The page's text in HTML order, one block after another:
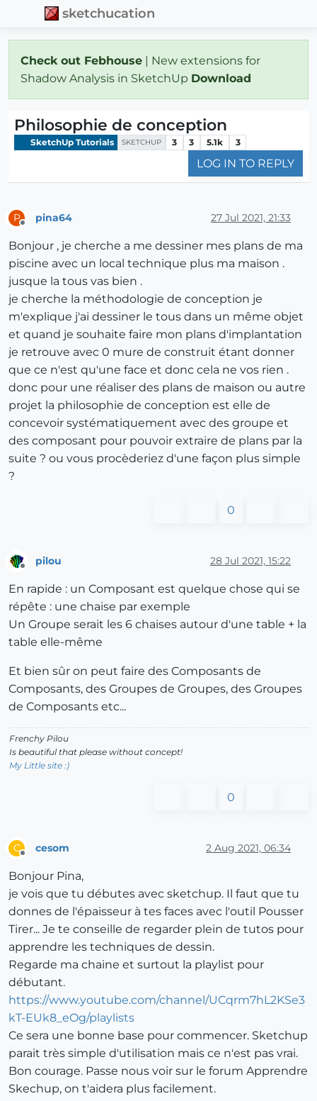
sketchucation
Check out Febhouse | New extensions for
Shadow Analysis in SketchUp Download
Philosophie de conception
SketchUp Tutorials SKETCHUP 3 3 5.1k 3
LOG IN TO REPLY
P pina64 27 Jul 2021, 21:33
Bonjour , je cherche a me dessiner mes plans de ma
piscine avec un local technique plus ma maison .
jusque la tous vas bien .
je cherche la méthodologie de conception je
m'explique j'ai dessiner le tous dans un même objet
et quand je souhaite faire mon plans d'implantation
je retrouve avec 0 mure de construit étant donner
que ce n'est qu'une face et donc cela ne vos rien .
donc pour une réaliser des plans de maison ou autre
projet la philosophie de conception est elle de
concevoir systématiquement avec des groupe et
des composant pour pouvoir extraire de plans par la
suite ? ou vous procèderiez d'une façon plus simple
?
0
pilou 28 Jul 2021, 15:22
En rapide : un Composant est quelque chose qui se
répête : une chaise par exemple
Un Groupe serait les 6 chaises autour d'une table + la
table elle-même
Et bien sûr on peut faire des Composants de
Composants, des Groupes de Groupes, des Groupes
de Composants etc...
Frenchy Pilou
Is beautiful that please without concept!
My Little site :)
0
C cesom 2 Aug 2021, 06:34
Bonjour Pina,
je vois que tu débutes avec sketchup. Il faut que tu
donnes de l'épaisseur à tes faces avec l'outil Pousser
Tirer... Je te conseille de regarder plein de tutos pour
apprendre les techniques de dessin.
Regarde ma chaine et surtout la playlist pour
débutant.
https://www.youtube.com/channel/UCqrm7hL2KSe3
kT-EUk8_eOg/playlists
Ce sera une bonne base pour commencer. Sketchup
parait très simple d'utilisation mais ce n'est pas vrai.
Bon courage. Passe nous voir sur le forum Apprendre
Skechup, on t'aidera plus facilement.